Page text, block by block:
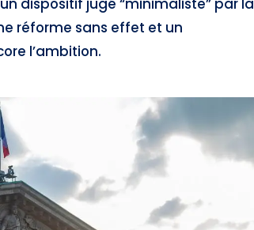
réforme sans effet et un
l’ambition.